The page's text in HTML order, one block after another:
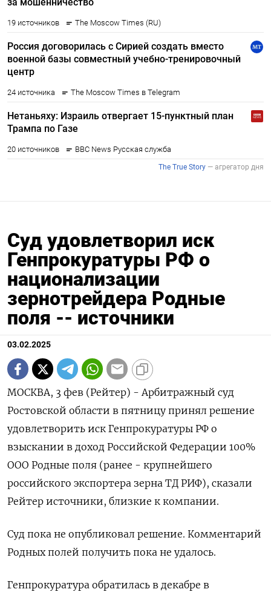
Суд удовлетворил иск
Генпрокуратуры РФ о
национализации
зернотрейдера Родные
поля -- источники
03.02.2025
МОСКВА, 3 фев (Рейтер) - Арбитражный суд
Ростовской области в пятницу принял решение
удовлетворить иск Генпрокуратуры РФ о
взыскании в доход Российской Федерации 100%
ООО Родные поля (ранее - крупнейшего
российского экспортера зерна ТД РИФ), сказали
Рейтер источники, близкие к компании.
Суд пока не опубликовал решение. Комментарий
Родных полей получить пока не удалось.
Генпрокуратура обратилась в декабре в